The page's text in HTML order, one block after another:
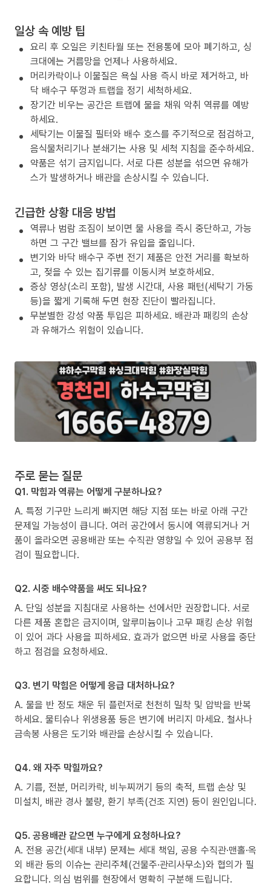
일상 속 예방 팁
요리 후 오일은 키친타월 또는 전용통에 모아 폐기하고, 싱
크대에는 거름망을 언제나 사용하세요.
머리카락이나 이물질은 욕실 사용 즉시 바로 제거하고, 바
닥 배수구 뚜껑과 트랩을 정기 세척하세요.
장기간 비우는 공간은 트랩에 물을 채워 악취 역류를 예방
하세요.
세탁기는 이물질 필터와 배수 호스를 주기적으로 점검하고,
음식물처리기나 분쇄기는 사용 및 세척 지침을 준수하세요.
약품은 섞기 금지입니다. 서로 다른 성분을 섞으면 유해가
스가 발생하거나 배관을 손상시킬 수 있습니다.
긴급한 상황 대응 방법
역류나 범람 조짐이 보이면 물 사용을 즉시 중단하고, 가능
하면 그 구간 밸브를 잠가 유입을 줄입니다.
변기와 바닥 배수구 주변 전기 제품은 안전 거리를 확보하
고, 젖을 수 있는 집기류를 이동시켜 보호하세요.
증상 영상(소리 포함), 발생 시간대, 사용 패턴(세탁기 가동
등)을 짧게 기록해 두면 현장 진단이 빨라집니다.
무분별한 강성 약품 투입은 피하세요. 배관과 패킹의 손상
과 유해가스 위험이 있습니다.
주로 묻는 질문
Q1. 막힘과 역류는 어떻게 구분하나요?
A. 특정 기구만 느리게 빠지면 해당 지점 또는 바로 아래 구간
문제일 가능성이 큽니다. 여러 공간에서 동시에 역류되거나 거
품이 올라오면 공용배관 또는 수직관 영향일 수 있어 공용부 점
검이 필요합니다.
Q2. 시중 배수약품을 써도 되나요?
A. 단일 성분을 지침대로 사용하는 선에서만 권장합니다. 서로
다른 제품 혼합은 금지이며, 알루미늄이나 고무 패킹 손상 위험
이 있어 과다 사용을 피하세요. 효과가 없으면 바로 사용을 중단
하고 점검을 요청하세요.
Q3. 변기 막힘은 어떻게 응급 대처하나요?
A. 물을 반 정도 채운 뒤 플런저로 천천히 밀착 및 압박을 반복
하세요. 물티슈나 위생용품 등은 변기에 버리지 마세요. 철사나
금속봉 사용은 도기와 배관을 손상시킬 수 있습니다.
Q4. 왜 자주 막힐까요?
A. 기름, 전분, 머리카락, 비누찌꺼기 등의 축적, 트랩 손상 및
미설치, 배관 경사 불량, 환기 부족(건조 지연) 등이 원인입니다.
Q5. 공용배관 같으면 누구에게 요청하나요?
A. 전용 공간(세대 내부) 문제는 세대 책임, 공용 수직관·맨홀·옥
외 배관 등의 이슈는 관리주체(건물주·관리사무소)와 협의가 필
요합니다. 의심 범위를 현장에서 명확히 구분해 드립니다.